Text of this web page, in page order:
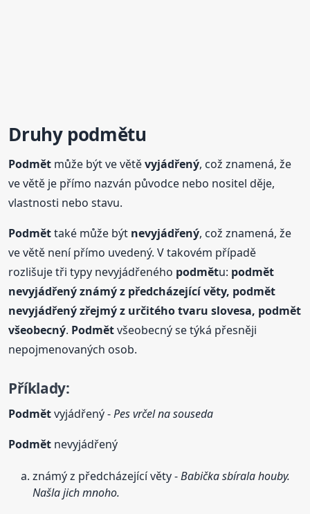
Druhy podmětu
Podmět může být ve větěvyjádřený, což znamená, že
ve větě je přímo nazván původce nebo nositel děje,
vlastnosti nebo stavu.
Podměttaké může být nevyjádřený, což znamená, že
ve větě není přímo uvedený. V takovém případě
rozlišuje tři typy nevyjádřeného podmětu: podmět
nevyjádřený známý z předcházející věty, podmět
nevyjádřený zřejmý z určitého tvaru slovesa, podmět
všeobecný. Podmětvšeobecný se týká přesněji
nepojmenovaných osob.
Příklady:
Podmětvyjádřený -Pes vrčel na souseda
Podmět nevyjádřený
známý z předcházející věty -Babička sbírala houby.
Našla jich mnoho.